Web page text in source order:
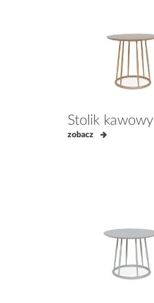
Stolik kawowy
zobacz